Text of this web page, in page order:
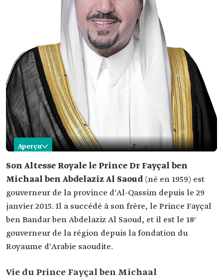
Aperçu
Fayçal ben Michaal ben Saoud
Nom
Prince Fayçal ben Michaal ben Saoud ben
Abdelaziz Al Saoud.
Date de
naissance
1959.
Riyad, la capitale.
Son Altesse Royale le Prince Dr Fayçal ben
Michaal ben Abdelaziz Al Saoud (né en 1959) est
gouverneur de la province d'Al-Qassim depuis le 29
janvier 2015. Il a succédé à son frère, le Prince Fayçal
ben Bandar ben Abdelaziz Al Saoud, et il est le 18ᵉ
gouverneur de la région depuis la fondation du
Royaume d'Arabie saoudite.
Vie du Prince Fayçal ben Michaal